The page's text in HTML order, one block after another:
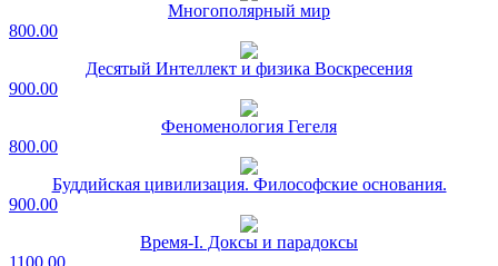
Многополярный мир
800.00
Десятый Интеллект и физика Воскресения
900.00
Феноменология Гегеля
800.00
Буддийская цивилизация. Философские основания.
900.00
Время-I. Доксы и парадоксы
1100.00